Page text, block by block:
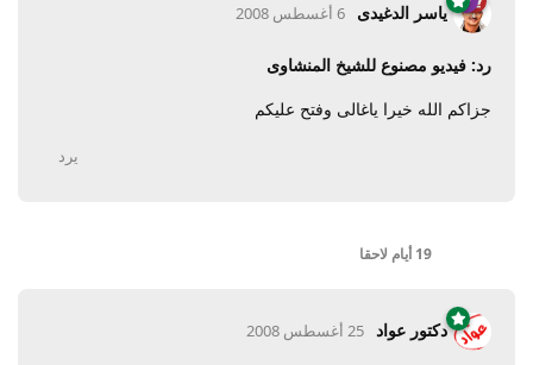
ياسر الدغيدى 6 أغسطس 2008
رد: فيديو مصنوع للشيخ المنشاوى
جزاكم الله خيرا ياغالى وفتح عليكم
يرد
19 أيام لاحقا
دكتور عواد 25 أغسطس 2008